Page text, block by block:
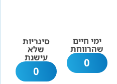
ימי חיים
שהרווחת
0
סיגריות
שלא
עישנת
0